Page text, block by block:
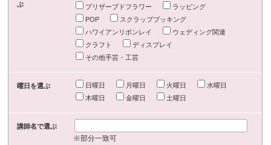
ぶ
プリザーブドフラワー
ラッピング
POP
スクラップブッキング
ハワイアンリボンレイ
ウェディング関連
クラフト
ディスプレイ
その他手芸・工芸
曜日を選ぶ 日曜日 月曜日 火曜日
水曜日
木曜日
金曜日 土曜日
講師名で選ぶ
※部分一致可